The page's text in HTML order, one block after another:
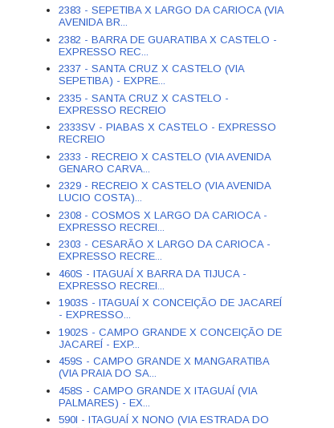
2383 - SEPETIBA X LARGO DA CARIOCA (VIA
AVENIDA BR...
2382 - BARRA DE GUARATIBA X CASTELO -
EXPRESSO REC...
2337 - SANTA CRUZ X CASTELO (VIA
SEPETIBA) - EXPRE...
2335 - SANTA CRUZ X CASTELO -
EXPRESSO RECREIO
2333SV - PIABAS X CASTELO - EXPRESSO
RECREIO
2333 - RECREIO X CASTELO (VIA AVENIDA
GENARO CARVA...
2329 - RECREIO X CASTELO (VIA AVENIDA
LUCIO COSTA)...
2308 - COSMOS X LARGO DA CARIOCA -
EXPRESSO RECREI...
2303 - CESARÃO X LARGO DA CARIOCA -
EXPRESSO RECRE...
460S - ITAGUAÍ X BARRA DA TIJUCA -
EXPRESSO RECREI...
1903S - ITAGUAÍ X CONCEIÇÃO DE JACAREÍ
- EXPRESSO...
1902S - CAMPO GRANDE X CONCEIÇÃO DE
JACAREÍ - EXP...
459S - CAMPO GRANDE X MANGARATIBA
(VIA PRAIA DO SA...
458S - CAMPO GRANDE X ITAGUAÍ (VIA
PALMARES) - EX...
590I - ITAGUAÍ X NONO (VIA ESTRADA DO